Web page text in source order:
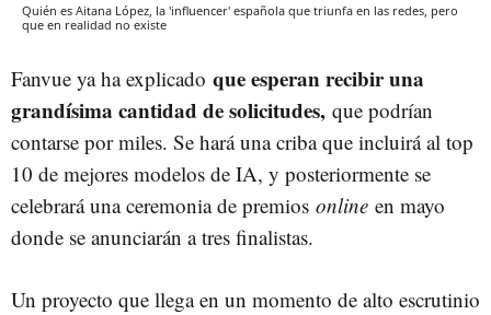
Quién es Aitana López, la 'influencer' española que triunfa en las redes, pero
que en realidad no existe
Fanvue ya ha explicado que esperan recibir una
grandísima cantidad de solicitudes, que podrían
contarse por miles. Se hará una criba que incluirá al top
10 de mejores modelos de IA, y posteriormente se
celebrará una ceremonia de premios online en mayo
donde se anunciarán a tres finalistas.
Un proyecto que llega en un momento de alto escrutinio